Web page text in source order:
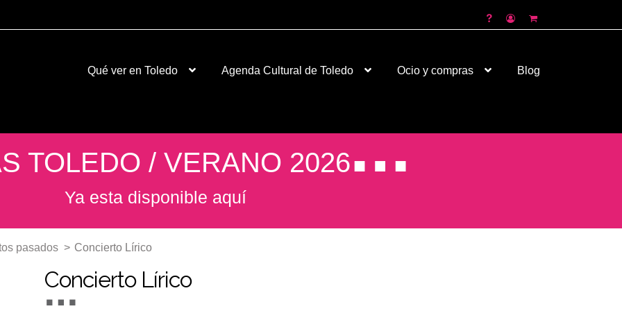
Qué ver en Toledo Agenda Cultural de Toledo Ocio y compras Blog
TOLEDO / VERANO 2026
Ya esta disponible aquí
pasados > Concierto Lírico
Concierto Lírico